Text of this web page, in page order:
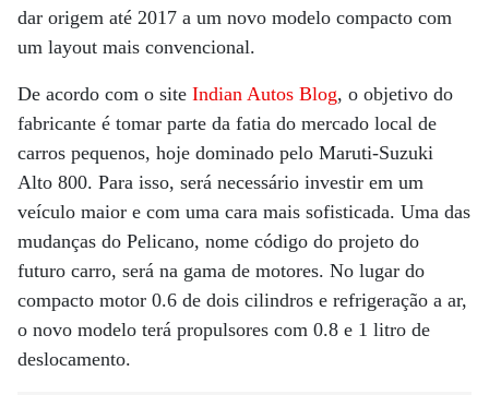
dar origem até 2017 a um novo modelo compacto com
um layout mais convencional.
De acordo com o site Indian Autos Blog, o objetivo do
fabricante é tomar parte da fatia do mercado local de
carros pequenos, hoje dominado pelo Maruti-Suzuki
Alto 800. Para isso, será necessário investir em um
veículo maior e com uma cara mais sofisticada. Uma das
mudanças do Pelicano, nome código do projeto do
futuro carro, será na gama de motores. No lugar do
compacto motor 0.6 de dois cilindros e refrigeração a ar,
o novo modelo terá propulsores com 0.8 e 1 litro de
deslocamento.